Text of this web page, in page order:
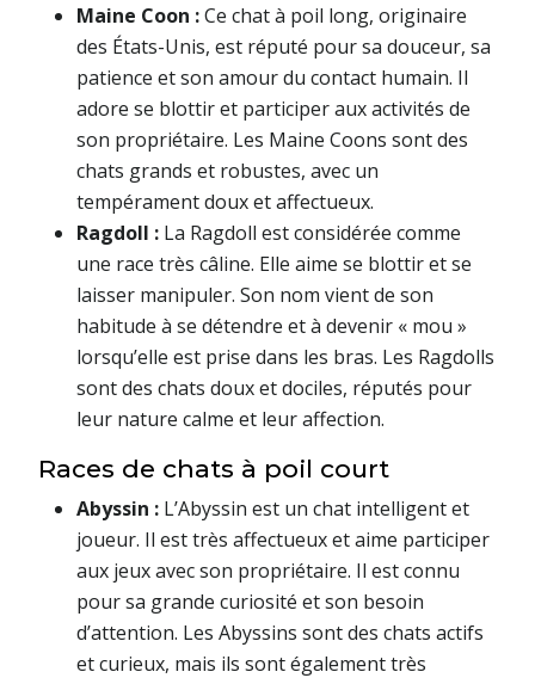
Maine Coon :Ce chat à poil long, originaire
des États-Unis, est réputé pour sa douceur, sa
patience et son amour du contact humain. Il
adore se blottir et participer aux activités de
son propriétaire. Les Maine Coons sont des
chats grands et robustes, avec un
tempérament doux et affectueux.
Ragdoll : La Ragdoll est considérée comme
une race très câline. Elle aime se blottir et se
laisser manipuler. Son nom vient de son
habitude à se détendre et à devenir « mou »
lorsqu’elle est prise dans les bras. Les Ragdolls
sont des chats doux et dociles, réputés pour
leur nature calme et leur affection.
Races de chats à poil court
Abyssin : L’Abyssin est un chat intelligent et
joueur. Il est très affectueux et aime participer
aux jeux avec son propriétaire. Il est connu
pour sa grande curiosité et son besoin
d’attention. Les Abyssins sont des chats actifs
et curieux, mais ils sont également très